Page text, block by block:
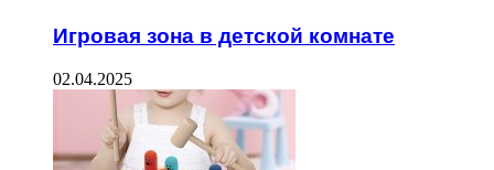
Игровая зона в детской комнате
02.04.2025